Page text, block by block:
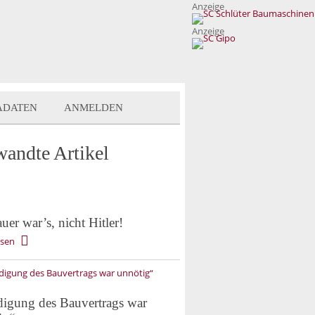
Anzeige
Anzeige
ANMELDEN
Artikel
war’s, nicht Hitler!
des Bauvertrags war